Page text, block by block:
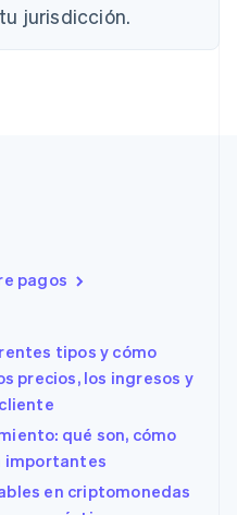
jurisdicción.
pagos
tipos y cómo
precios, los ingresos y
qué son, cómo
importantes
en criptomonedas